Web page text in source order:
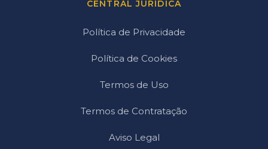
CENTRAL JURÍDICA
Política de Privacidade
Política de Cookies
Termos de Uso
Termos de Contratação
Aviso Legal